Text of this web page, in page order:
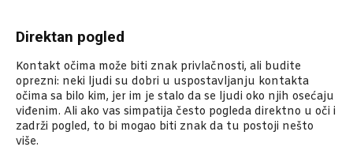
Direktan pogled
Kontakt očima može biti znak privlačnosti, ali budite
oprezni: neki ljudi su dobri u uspostavljanju kontakta
očima sa bilo kim, jer im je stalo da se ljudi oko njih osećaju
viđenim. Ali ako vas simpatija često pogleda direktno u oči i
zadrži pogled, to bi mogao biti znak da tu postoji nešto
više.